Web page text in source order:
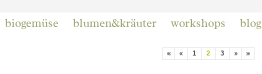
biogemüse blumen&kräuter workshops blog
1 2 3